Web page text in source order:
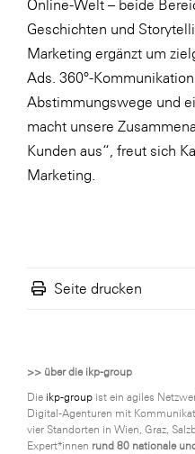
Online-Welt – beide
Geschichten und
Marketing ergänzt um
Ads. 360°-
Abstimmungswege und
macht unsere
Kunden aus“, freut sich
Marketing.
Seite drucken
>> über die ikp-group
Die ikp-group ist ein agiles
Digital-Agenturen mit
vier Standorten in Wien, Graz,
Expert*innen rund 80 nationale